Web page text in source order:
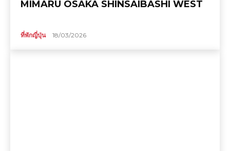
MIMARU OSAKA SHINSAIBASHI WEST
ที่พักญี่ปุ่น 18/03/2026